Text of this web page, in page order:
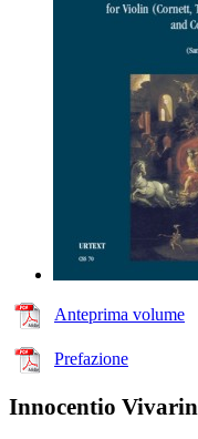
Anteprima volume
Prefazione
Innocentio